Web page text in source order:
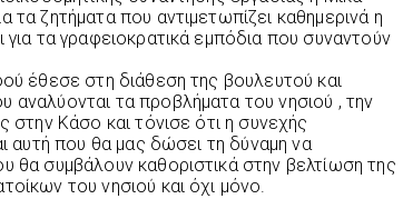
τα ζητήματα που αντιμετωπίζει καθημερινά η
τα γραφειοκρατικά εμπόδια που συναντούν
έθεσε στη διάθεση της βουλευτού και
τα προβλήματα του νησιού , την
στην Κάσο και τόνισε ότι η συνεχής
αυτή που θα μας δώσει τη δύναμη να
θα συμβάλουν καθοριστικά στην βελτίωση της
του νησιού και όχι μόνο.